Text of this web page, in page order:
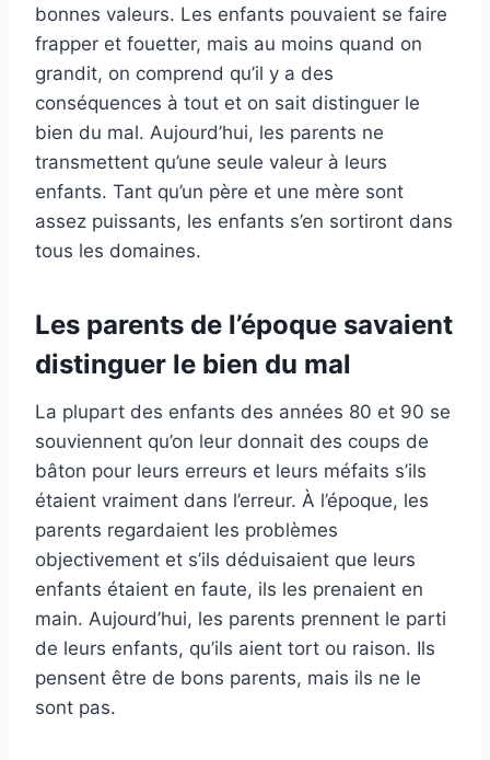
bonnes valeurs. Les enfants pouvaient se faire
frapper et fouetter, mais au moins quand on
grandit, on comprend qu’il y a des
conséquences à tout et on sait distinguer le
bien du mal. Aujourd’hui, les parents ne
transmettent qu’une seule valeur à leurs
enfants. Tant qu’un père et une mère sont
assez puissants, les enfants s’en sortiront dans
tous les domaines.
Les parents de l’époque savaient
distinguer le bien du mal
La plupart des enfants des années 80 et 90 se
souviennent qu’on leur donnait des coups de
bâton pour leurs erreurs et leurs méfaits s’ils
étaient vraiment dans l’erreur. À l’époque, les
parents regardaient les problèmes
objectivement et s’ils déduisaient que leurs
enfants étaient en faute, ils les prenaient en
main. Aujourd’hui, les parents prennent le parti
de leurs enfants, qu’ils aient tort ou raison. Ils
pensent être de bons parents, mais ils ne le
sont pas.